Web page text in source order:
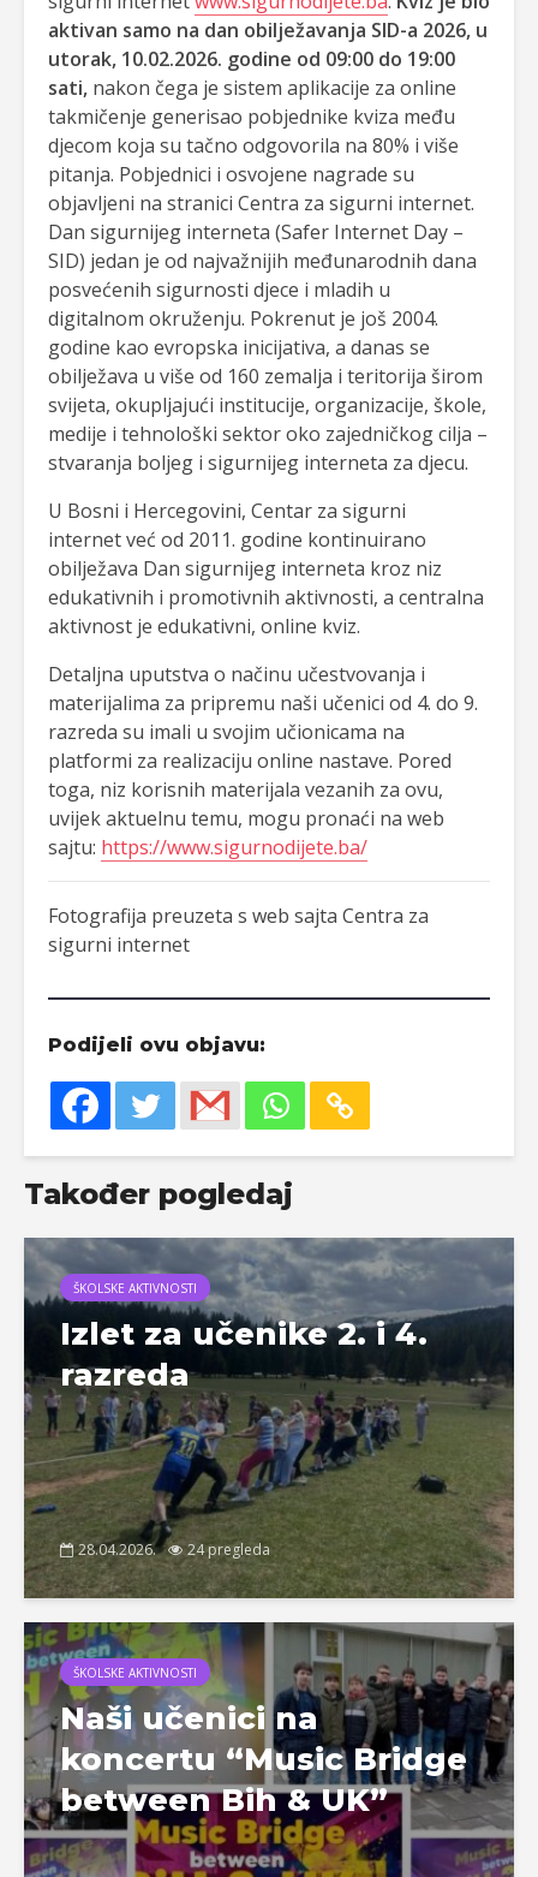
aktivan samo na dan obilježavanja SID-a 2026, u
utorak, 10.02.2026. godine od 09:00 do 19:00
sati, nakon čega je sistem aplikacije za online
takmičenje generisao pobjednike kviza među
djecom koja su tačno odgovorila na 80% i više
pitanja. Pobjednici i osvojene nagrade su
objavljeni na stranici Centra za sigurni internet.
Dan sigurnijeg interneta (Safer Internet Day –
SID) jedan je od najvažnijih međunarodnih dana
posvećenih sigurnosti djece i mladih u
digitalnom okruženju. Pokrenut je još 2004.
godine kao evropska inicijativa, a danas se
obilježava u više od 160 zemalja i teritorija širom
svijeta, okupljajući institucije, organizacije, škole,
medije i tehnološki sektor oko zajedničkog cilja –
stvaranja boljeg i sigurnijeg interneta za djecu.
U Bosni i Hercegovini, Centar za sigurni
internet već od 2011. godine kontinuirano
obilježava Dan sigurnijeg interneta kroz niz
edukativnih i promotivnih aktivnosti, a centralna
aktivnost je edukativni, online kviz.
Detaljna uputstva o načinu učestvovanja i
materijalima za pripremu naši učenici od 4. do 9.
razreda su imali u svojim učionicama na
platformi za realizaciju online nastave. Pored
toga, niz korisnih materijala vezanih za ovu,
uvijek aktuelnu temu, mogu pronaći na web
sajtu: https://www.sigurnodijete.ba/
Fotografija preuzeta s web sajta Centra za
sigurni internet
Podijeli ovu objavu:
Također pogledaj
ŠKOLSKE AKTIVNOSTI
Izlet za učenike 2. i 4.
razreda
28.04.2026. 24 pregleda
ŠKOLSKE AKTIVNOSTI
Naši učenici na
koncertu “Music Bridge
between Bih & UK”